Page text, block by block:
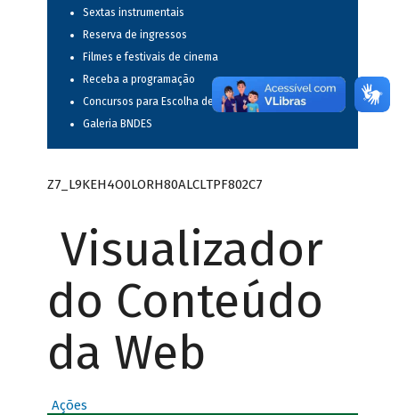
Sextas instrumentais
Reserva de ingressos
Filmes e festivais de cinema
Receba a programação
Concursos para Escolha de Espetáculos Musicais
Galeria BNDES
Z7_L9KEH4O0LORH80ALCLTPF802C7
Visualizador
do Conteúdo
da Web
Ações